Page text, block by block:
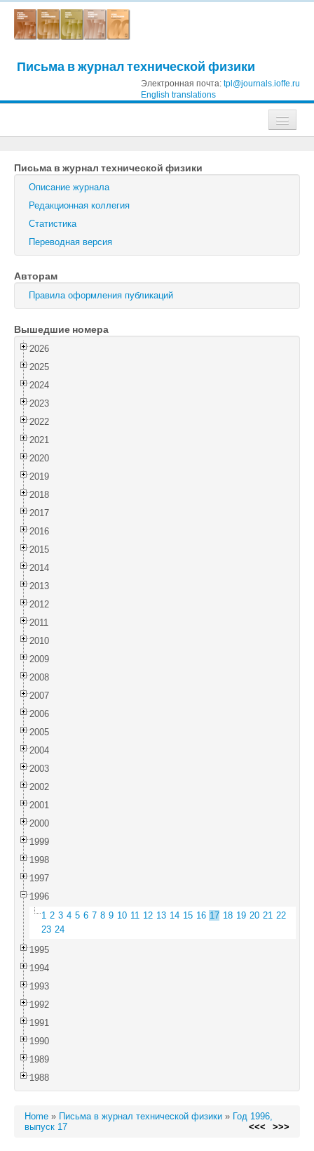
Письма в журнал технической физики
Электронная почта: tpl@journals.ioffe.ru
English translations
Журнал технической физики
Письма в Журнал технической физики
Физика твердого тела
Физика и техника полупроводников
Оптика и спектроскопия
Поиск
Войти
Письма в журнал технической физики
Описание журнала
Редакционная коллегия
Статистика
Переводная версия
Авторам
Правила оформления публикаций
Вышедшие номера
2026
2025
2024
2023
2022
2021
2020
2019
2018
2017
2016
2015
2014
2013
2012
2011
2010
2009
2008
2007
2006
2005
2004
2003
2002
2001
2000
1999
1998
1997
1996
1 2 3 4 5 6 7 8 9 10 11 12 13 14 15 16 17 18 19 20 21 22
23 24
1995
1994
1993
1992
1991
1990
1989
1988
Home » Письма в журнал технической физики » Год 1996,
выпуск 17
<<< >>>